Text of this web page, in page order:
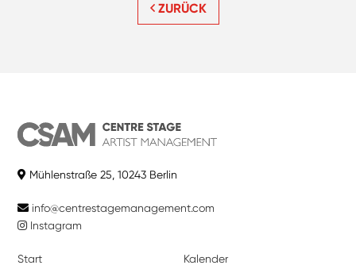
ZURÜCK
Mühlenstraße 25, 10243 Berlin
info@centrestagemanagement.com
Instagram
Start
Kalender